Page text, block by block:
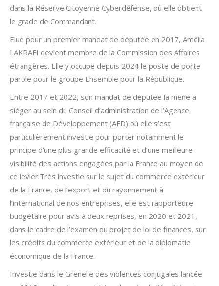
dans la Réserve Citoyenne Cyberdéfense, où elle obtient
le grade de Commandant.
Elue pour un premier mandat de députée en 2017, Amélia
LAKRAFI devient membre de la Commission des Affaires
étrangères. Elle y occupe depuis 2024 le poste de porte
parole pour le groupe Ensemble pour la République.
Entre 2017 et 2022, son mandat de députée la mène à
siéger au sein du Conseil d’administration de l’Agence
française de Développement (AFD) où elle s’est
particulièrement investie pour porter notamment le
principe d’une plus grande efficacité et d’une meilleure
visibilité des actions engagées par la France au moyen de
ce levier.Très investie sur le sujet du commerce extérieur
de la France, de l’export et du rayonnement à
l’international de nos entreprises, elle est rapporteure
budgétaire pour avis à deux reprises, en 2020 et 2021,
dans le cadre de l’examen du projet de loi de finances, sur
les crédits du commerce extérieur et de la diplomatie
économique de la France.
Investie dans le Grenelle des violences conjugales lancée